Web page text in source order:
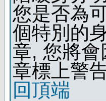
您是否為
個特別的
章, 您將
章標上警
回頂端